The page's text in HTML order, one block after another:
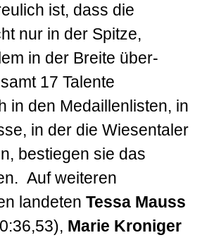
ist, dass die
nur in der Spitze,
in der Breite über­
17 Talente
in den Medaillen­listen, in
in der die Wiesen­taler
bestiegen sie das
Auf weiteren
landeten Tessa Mauss
Marie Kroniger